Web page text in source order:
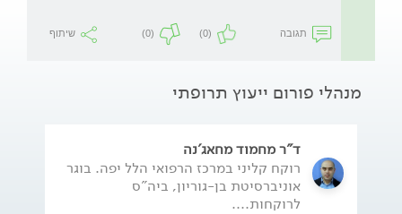
תגובה (0)
(0) שיתוף
מנהלי פורום ייעוץ תרופתי
ד"ר מחמוד מחאג'נה
רוקח קליני במרכז הרפואי הלל יפה. בוגר
אוניברסיטת בן-גוריון, ביה"ס
לרוקחות....